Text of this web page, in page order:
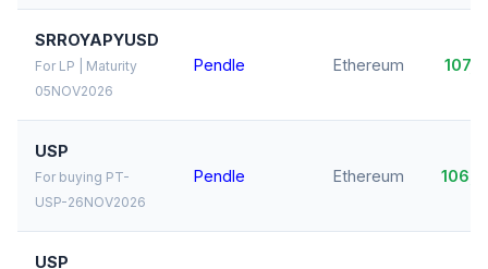
SRROYAPYUSD
For LP | Maturity
05NOV2026
Pendle Ethereum
USP
For buying PT-
USP-26NOV2026
Pendle Ethereum
USP